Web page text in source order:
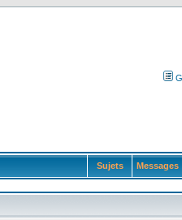
Sujets Messages